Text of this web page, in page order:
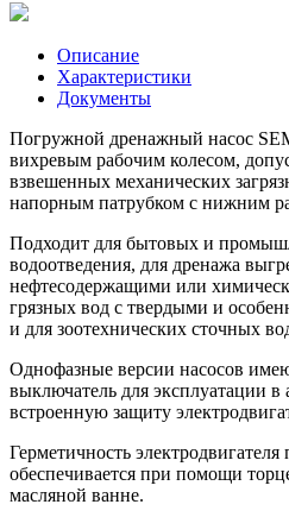
Описание
Характеристики
Документы
Погружной дренажный насос
вихревым рабочим колесом,
взвешенных механических
напорным патрубком с нижним
Подходит для бытовых и
водоотведения, для дренажа
нефтесодержащими или
грязных вод с твердыми и
и для зоотехнических сточных
Однофазные версии насосов
выключатель для эксплуатации
встроенную защиту
Герметичность электродвигателя
обеспечивается при помощи
масляной ванне.